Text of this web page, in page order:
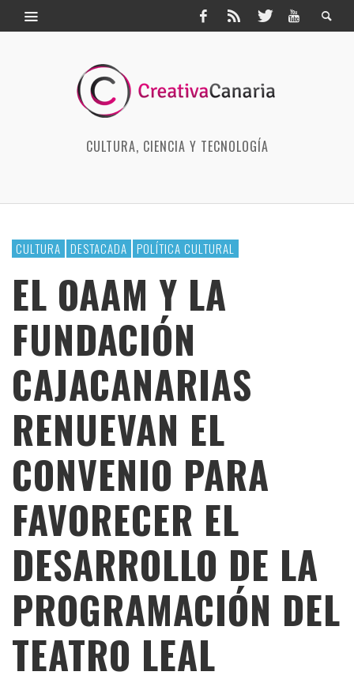
CULTURA, CIENCIA Y TECNOLOGÍA
CULTURA DESTACADA POLÍTICA CULTURAL
EL OAAM Y LA
FUNDACIÓN
CAJACANARIAS
RENUEVAN EL
CONVENIO PARA
FAVORECER EL
DESARROLLO DE LA
PROGRAMACIÓN DEL
TEATRO LEAL